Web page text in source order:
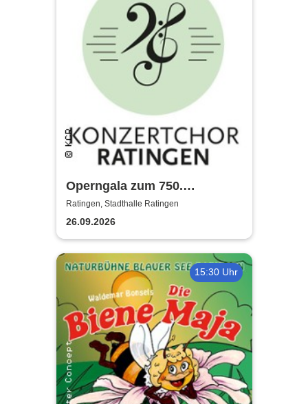
Operngala zum 750.
Stadtjubiläum - Konzertchor
Ratingen
Ratingen, Stadthalle Ratingen
26.09.2026
15:30 Uhr